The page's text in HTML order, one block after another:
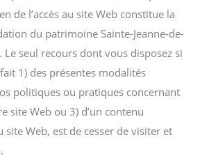
de l’accès au site Web constitue la
du patrimoine Sainte-Jeanne-de-
Le seul recours dont vous disposez si
1) des présentes modalités
politiques ou pratiques concernant
site Web ou 3) d’un contenu
site Web, est de cesser de visiter et